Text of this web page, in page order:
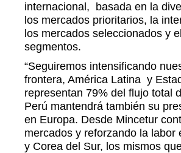
internacional, basada en la
los mercados prioritarios, la
los mercados seleccionados y
segmentos.
“Seguiremos intensificando
frontera, América Latina y
representan 79% del flujo total
Perú mantendrá también su
en Europa. Desde Mincetur
mercados y reforzando la
y Corea del Sur, los mismos